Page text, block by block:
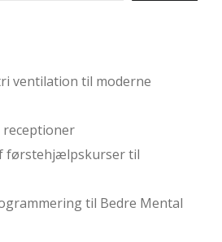
ventilation til moderne
receptioner
førstehjælpskurser til
til Bedre Mental